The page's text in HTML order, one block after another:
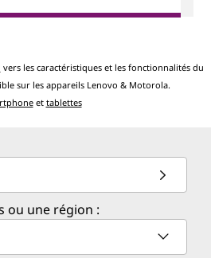
vers les caractéristiques et les fonctionnalités du
sur les appareils Lenovo & Motorola.
et tablettes
ou une région :